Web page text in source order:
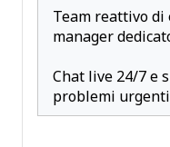
Team reattivo di
manager
Chat live 24/7 e
problemi